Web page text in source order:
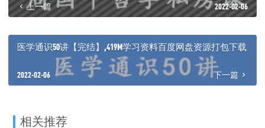
上一篇 2022-02-06
医学通识50讲【完结】,419M学习资料百度网盘资源打包下载
2022-02-06 下一篇
相关推荐